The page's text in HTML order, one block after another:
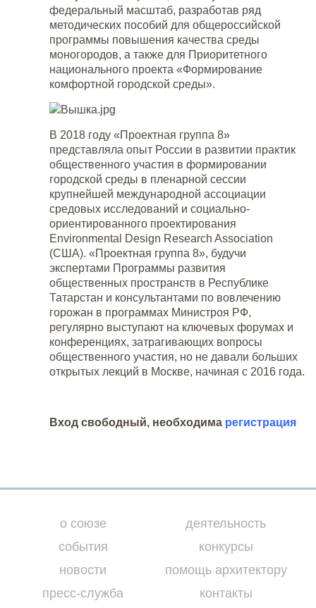
федеральный масштаб, разработав ряд
методических пособий для общероссийской
программы повышения качества среды
моногородов, а также для Приоритетного
национального проекта «Формирование
комфортной городской среды».
В 2018 году «Проектная группа 8»
представляла опыт России в развитии практик
общественного участия в формировании
городской среды в пленарной сессии
крупнейшей международной ассоциации
средовых исследований и социально-
ориентированного проектирования
Environmental Design Research Association
(США). «Проектная группа 8», будучи
экспертами Программы развития
общественных пространств в Республике
Татарстан и консультантами по вовлечению
горожан в программах Министроя РФ,
регулярно выступают на ключевых форумах и
конференциях, затрагивающих вопросы
общественного участия, но не давали больших
открытых лекций в Москве, начиная с 2016 года.
Вход свободный, необходима регистрация
о союзе
события
новости
пресс-служба
деятельность
конкурсы
помощь архитектору
контакты